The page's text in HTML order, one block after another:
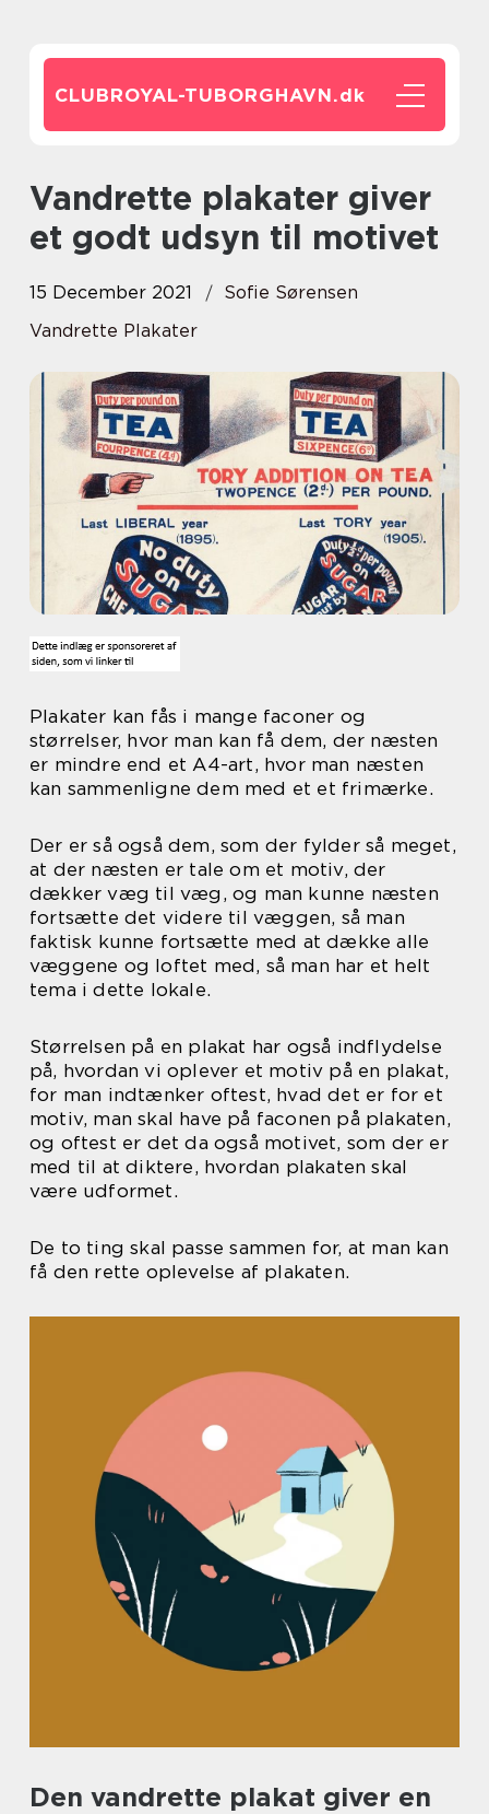
CLUBROYAL-TUBORGHAVN.dk
Vandrette plakater giver
et godt udsyn til motivet
15 December 2021
Sofie Sørensen
Vandrette Plakater
Plakater kan fås i mange faconer og
størrelser, hvor man kan få dem, der næsten
er mindre end et A4-art, hvor man næsten
kan sammenligne dem med et et frimærke.
Der er så også dem, som der fylder så meget,
at der næsten er tale om et motiv, der
dækker væg til væg, og man kunne næsten
fortsætte det videre til væggen, så man
faktisk kunne fortsætte med at dække alle
væggene og loftet med, så man har et helt
tema i dette lokale.
Størrelsen på en plakat har også indflydelse
på, hvordan vi oplever et motiv på en plakat,
for man indtænker oftest, hvad det er for et
motiv, man skal have på faconen på plakaten,
og oftest er det da også motivet, som der er
med til at diktere, hvordan plakaten skal
være udformet.
De to ting skal passe sammen for, at man kan
få den rette oplevelse af plakaten.
Den vandrette plakat giver en